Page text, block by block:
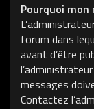
Pourquoi mon
forum dans
avant d’être
messages
Contactez